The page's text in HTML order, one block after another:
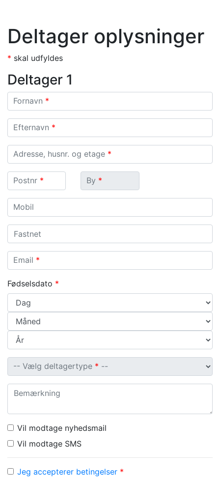
Deltager oplysninger
* skal udfyldes
Deltager 1
Fornavn
Fornavn *
Efternavn
Efternavn *
Adresse, husnr. og etage
Adresse, husnr. og etage *
Postnr.
Postnr * ByBy *
Mobil
Mobil
Fastnet
Email
Email *
Fødselsdato *
Vælg deltagertype
-- Vælg deltagertype * --
Bemærkning
Vil modtage nyhedsmail
Vil modtage SMS
Jeg accepterer betingelser *